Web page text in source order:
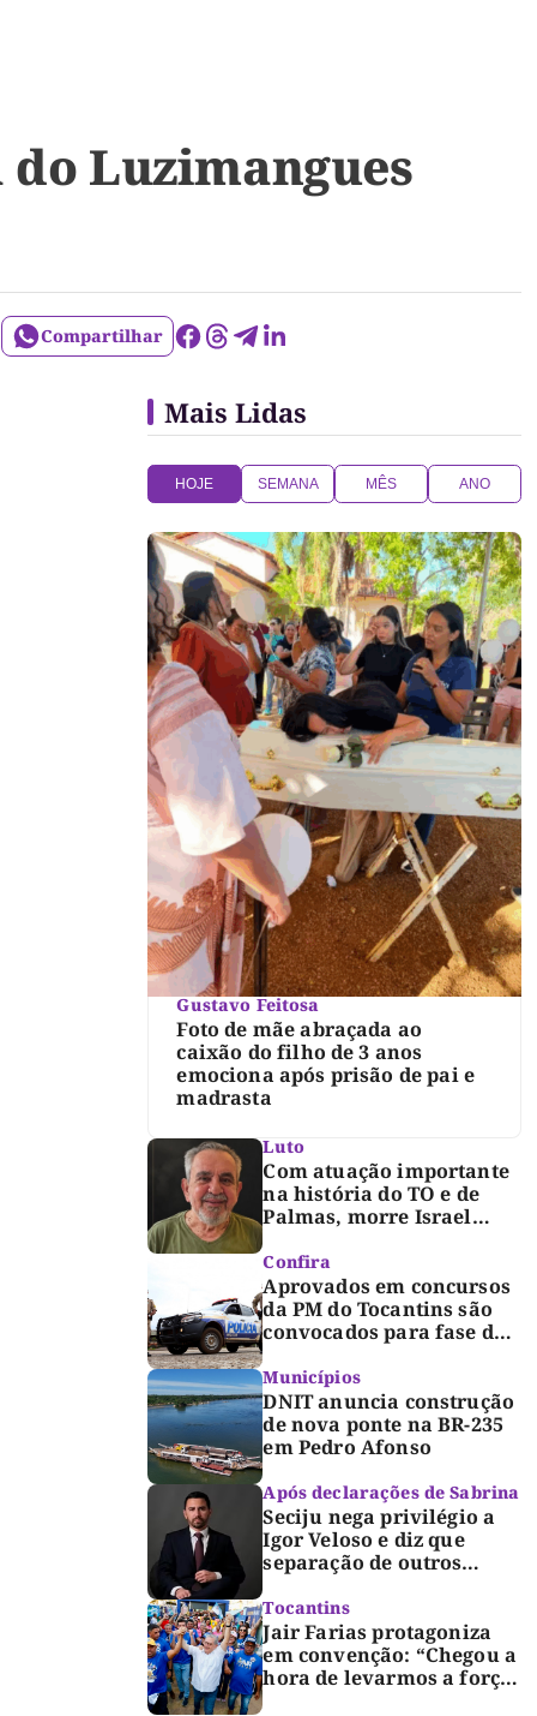
Luzimangues
Compartilhar
Mais Lidas
HOJE SEMANA MÊS ANO
Gustavo Feitosa
Foto de mãe abraçada ao
caixão do filho de 3 anos
emociona após prisão de pai e
madrasta
Luto
Com atuação importante
na história do TO e de
Palmas, morre Israel
luto oficial de três dias
Confira
Aprovados em concursos
da PM do Tocantins são
convocados para fase de
Municípios
DNIT anuncia construção
de nova ponte na BR-235
em Pedro Afonso
Após declarações de Sabrina
Seciju nega privilégio a
Igor Veloso e diz que
separação de outros
segurança
Tocantins
Jair Farias protagoniza
em convenção: “Chegou a
hora de levarmos a força